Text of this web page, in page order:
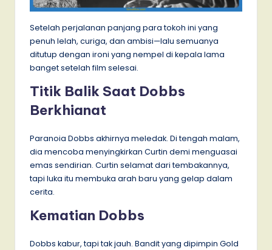
Setelah perjalanan panjang para tokoh ini yang
penuh lelah, curiga, dan ambisi—lalu semuanya
ditutup dengan ironi yang nempel di kepala lama
banget setelah film selesai.
Titik Balik Saat Dobbs
Berkhianat
Paranoia Dobbs akhirnya meledak. Di tengah malam,
dia mencoba menyingkirkan Curtin demi menguasai
emas sendirian. Curtin selamat dari tembakannya,
tapi luka itu membuka arah baru yang gelap dalam
cerita.
Kematian Dobbs
Dobbs kabur, tapi tak jauh. Bandit yang dipimpin Gold